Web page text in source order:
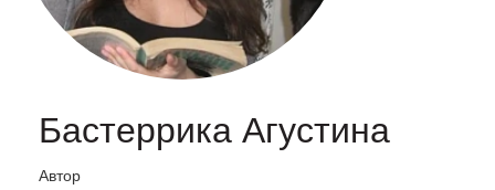
Бастеррика Агустина
Автор